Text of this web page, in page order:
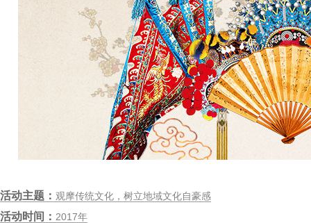
活动主题： 观摩传统文化，树立地域文化自豪感
活动时间： 2017年